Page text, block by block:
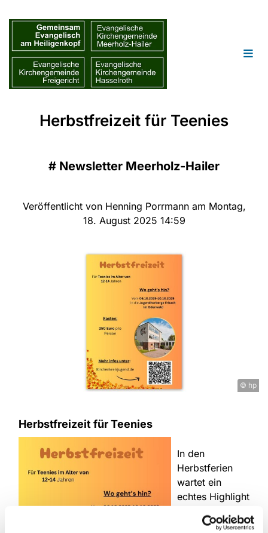
Herbstfreizeit für Teenies
# Newsletter Meerholz-Hailer
Veröffentlicht von Henning Porrmann am Montag,
18. August 2025 14:59
© hp
Herbstfreizeit für Teenies
In den
Herbstferien
wartet ein
echtes Highlight
14-Jährigen: